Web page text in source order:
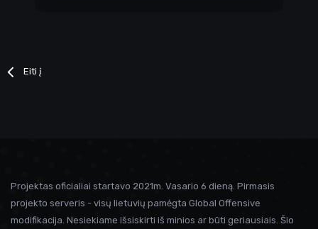
Eiti į
Projektas oficialiai startavo 2021m. Vasario 6 dieną. Pirmasis
projekto serveris - visų lietuvių pamėgta Global Offensive
modifikacija. Nesiekiame išsiskirti iš minios ar būti geriausiais. Šio